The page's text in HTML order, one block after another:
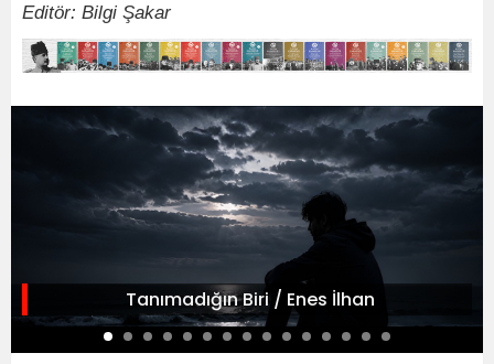
Editör: Bilgi Şakar
Tanımadığın Biri / Enes İlhan